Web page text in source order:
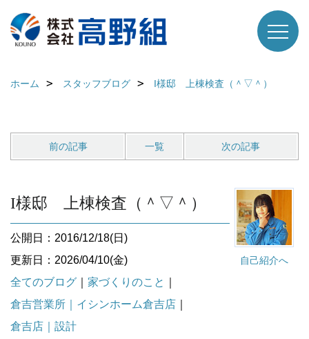
ホーム スタッフブログ I様邸 上棟検査（＾▽＾）
前の記事 一覧 次の記事
自己紹介へ
I様邸 上棟検査（＾▽＾）
公開日：2016/12/18(日)
更新日：2026/04/10(金)
全てのブログ
家づくりのこと
倉吉営業所｜イシンホーム倉吉店
倉吉店｜設計